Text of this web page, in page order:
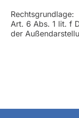
Rechtsgrundlage:
Art. 6 Abs. 1 lit. f
der